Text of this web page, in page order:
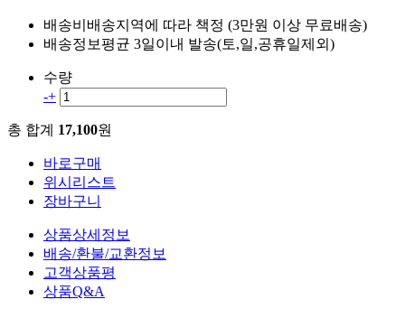
배송비 배송지역에 따라 책정 (3만원 이상 무료배송)
배송정보평균 3일이내 발송(토,일,공휴일제외)
수량
-+
총 합계 17,100원
바로구매
위시리스트
장바구니
상품상세정보
배송/환불/교환정보
고객상품평
상품Q&A